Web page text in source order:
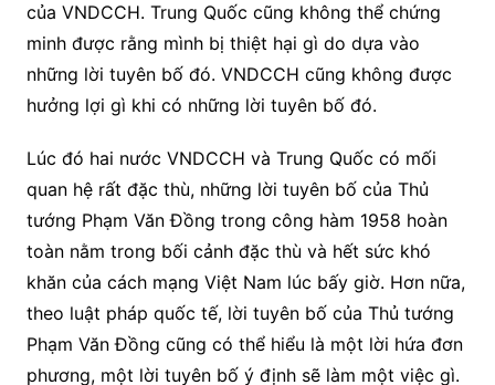
của VNDCCH. Trung Quốc cũng không thể chứng
minh được rằng mình bị thiệt hại gì do dựa vào
những lời tuyên bố đó. VNDCCH cũng không được
hưởng lợi gì khi có những lời tuyên bố đó.
Lúc đó hai nước VNDCCH và Trung Quốc có mối
quan hệ rất đặc thù, những lời tuyên bố của Thủ
tướng Phạm Văn Đồng trong công hàm 1958 hoàn
toàn nằm trong bối cảnh đặc thù và hết sức khó
khăn của cách mạng Việt Nam lúc bấy giờ. Hơn nữa,
theo luật pháp quốc tế, lời tuyên bố của Thủ tướng
Phạm Văn Đồng cũng có thể hiểu là một lời hứa đơn
phương, một lời tuyên bố ý định sẽ làm một việc gì.